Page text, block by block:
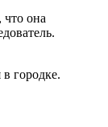
что она
городке.